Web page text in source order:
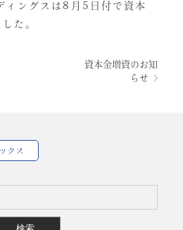
ィングスは8月5日付で資本
た。
資本金増資のお知
らせ
クス